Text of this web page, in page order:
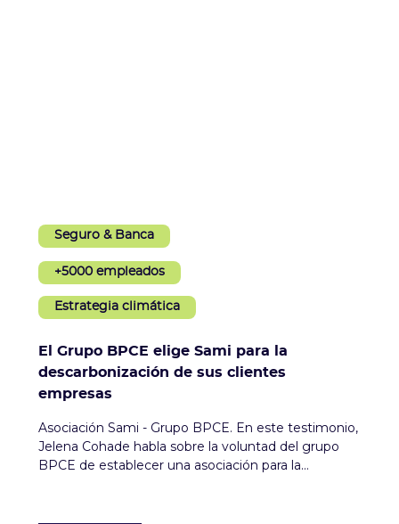
Seguro & Banca
+5000 empleados
Estrategia climática
El Grupo BPCE elige Sami para la
descarbonización de sus clientes
empresas
Asociación Sami - Grupo BPCE. En este testimonio,
Jelena Cohade habla sobre la voluntad del grupo
BPCE de establecer una asociación para la